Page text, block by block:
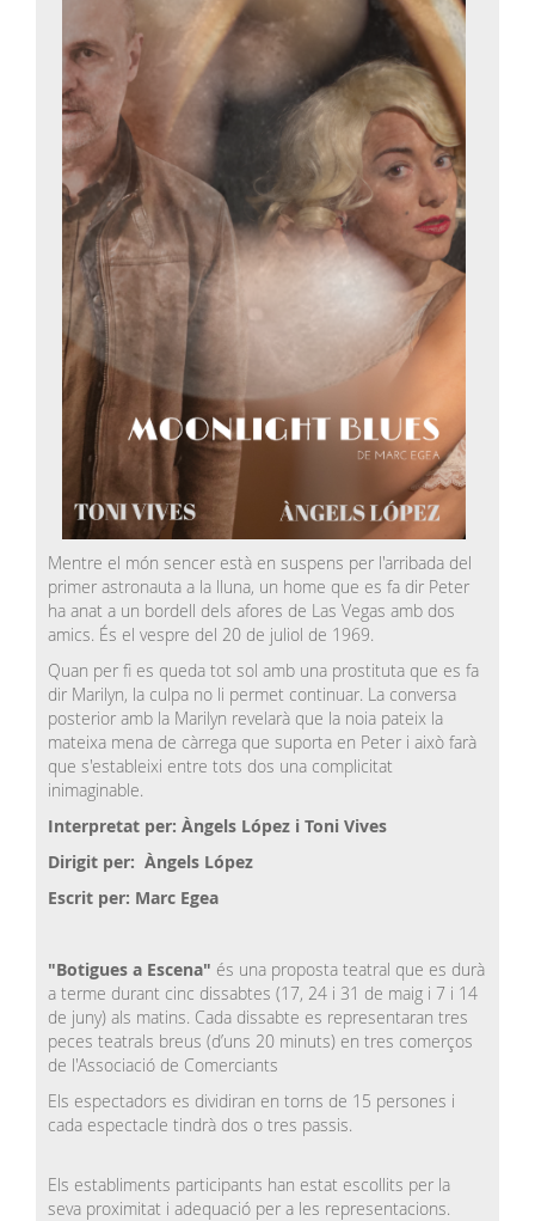
Mentre el món sencer està en suspens per l'arribada del
primer astronauta a la lluna, un home que es fa dir Peter
ha anat a un bordell dels afores de Las Vegas amb dos
amics. És el vespre del 20 de juliol de 1969.
Quan per fi es queda tot sol amb una prostituta que es fa
dir Marilyn, la culpa no li permet continuar. La conversa
posterior amb la Marilyn revelarà que la noia pateix la
mateixa mena de càrrega que suporta en Peter i això farà
que s'estableixi entre tots dos una complicitat
inimaginable.
Interpretat per: Àngels López i Toni Vives
Dirigit per: Àngels López
Escrit per: Marc Egea
"Botigues a Escena" és una proposta teatral que es durà
a terme durant cinc dissabtes (17, 24 i 31 de maig i 7 i 14
de juny) als matins. Cada dissabte es representaran tres
peces teatrals breus (d’uns 20 minuts) en tres comerços
de l'Associació de Comerciants
Els espectadors es dividiran en torns de 15 persones i
cada espectacle tindrà dos o tres passis.
Els establiments participants han estat escollits per la
seva proximitat i adequació per a les representacions.